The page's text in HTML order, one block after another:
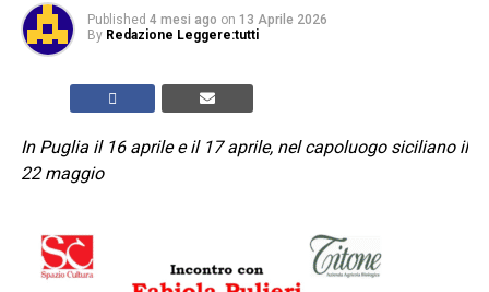
Published 4 mesi ago on 13 Aprile 2026
By Redazione Leggere:tutti
In Puglia il 16 aprile e il 17 aprile, nel capoluogo siciliano il
22 maggio